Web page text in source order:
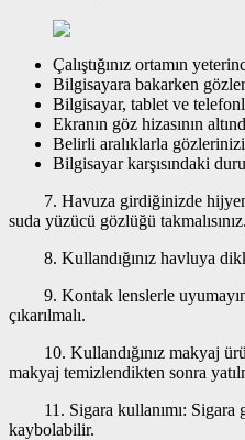
Çalıştığınız ortamın
Bilgisayara bakarken
Bilgisayar, tablet ve
Ekranın göz hizasının
Belirli aralıklarla
Bilgisayar karşısındaki
7. Havuza girdiğinizde hijyene
suda yüzücü gözlüğü
8. Kullandığınız havluya
9. Kontak lenslerle uyumayın:
çıkarılmalı.
10. Kullandığınız makyaj
makyaj temizlendikten sonra
11. Sigara kullanımı: Sigara
kaybolabilir.